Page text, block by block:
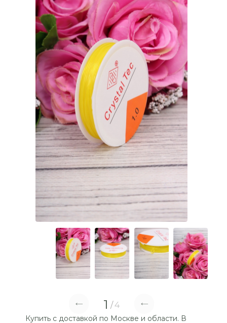
1 4
Купить с доставкой по Москве и области. В